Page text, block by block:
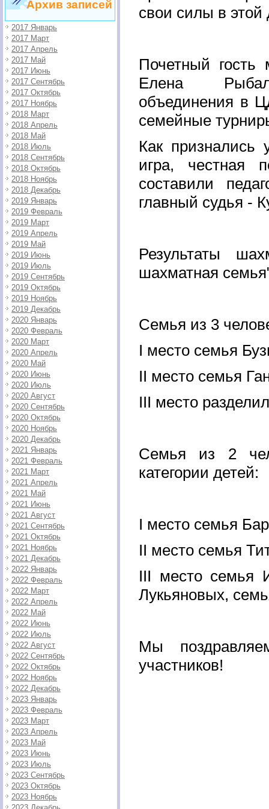
Архив записей
2017 Январь
2017 Март
2017 Апрель
2017 Май
2017 Июнь
2017 Сентябрь
2017 Октябрь
2017 Ноябрь
2018 Март
2018 Апрель
2018 Май
2018 Июль
2018 Сентябрь
2018 Октябрь
2018 Ноябрь
2018 Декабрь
2019 Январь
2019 Февраль
2019 Март
2019 Апрель
2019 Май
2019 Июнь
2019 Июль
2019 Сентябрь
2019 Октябрь
2019 Ноябрь
2019 Декабрь
2020 Январь
2020 Февраль
2020 Март
2020 Апрель
2020 Май
2020 Июнь
2020 Июль
2020 Август
2020 Сентябрь
2020 Октябрь
2020 Ноябрь
2020 Декабрь
2021 Январь
2021 Февраль
2021 Март
2021 Апрель
2021 Май
2021 Июнь
2021 Август
2021 Сентябрь
2021 Октябрь
2021 Ноябрь
2021 Декабрь
2022 Январь
2022 Февраль
2022 Март
2022 Апрель
2022 Май
2022 Июнь
2022 Июль
2022 Август
2022 Сентябрь
2022 Октябрь
2022 Ноябрь
2022 Декабрь
2023 Январь
2023 Февраль
2023 Март
2023 Апрель
2023 Май
2023 Июнь
2023 Июль
2023 Сентябрь
2023 Октябрь
2023 Ноябрь
свои силы в
Почетный гость
Елена
объединения в
семейные
Как признались
игра, честная
составили
главный судья -
Результаты
шахматная
Семья из 3
I место семья
II место семья
III место
Семья из 2
категории детей:
I место семья
II место семья
III место семья
Лукьяновых,
Мы
участников!